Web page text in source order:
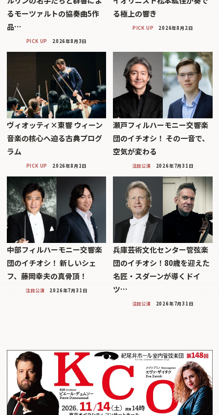
るモーツァルトの協奏曲5作
品…
PICK UP 2026年8月3日
る極上の響き
PICK UP 2026年8月2日
ヴィオッティ×東響 ウィーン
音楽の核心へ迫る古典プログ
ラム
PICK UP 2026年8月1日
瀬戸フィルハーモニー交響楽
団のイチオシ！ その一音で、
空気が変わる
注目公演 2026年7月31日
中部フィルハーモニー交響楽
団のイチオシ！ 新しいシェ
フ、藤岡幸夫の真骨頂！
注目公演 2026年7月31日
兵庫芸術文化センター管弦楽
団のイチオシ！80歳を迎えた
名匠・スダーンが導くドイ
ツ…
注目公演 2026年7月31日